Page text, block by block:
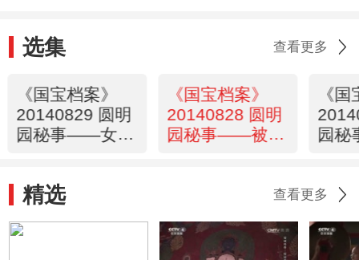
选集 查看更多
《国宝档案》
20140829 圆明
园秘事——女人
《国宝档案》
20140828 圆明
园秘事——被推
《
园
精选 查看更多